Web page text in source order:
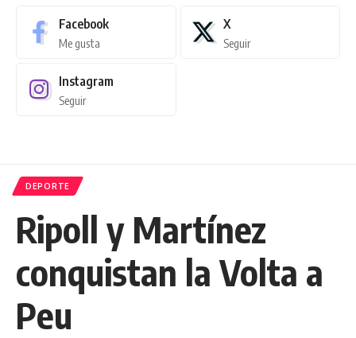
Facebook
Me gusta
X
Seguir
Instagram
Seguir
DEPORTE
Ripoll y Martínez
conquistan la Volta a
Peu